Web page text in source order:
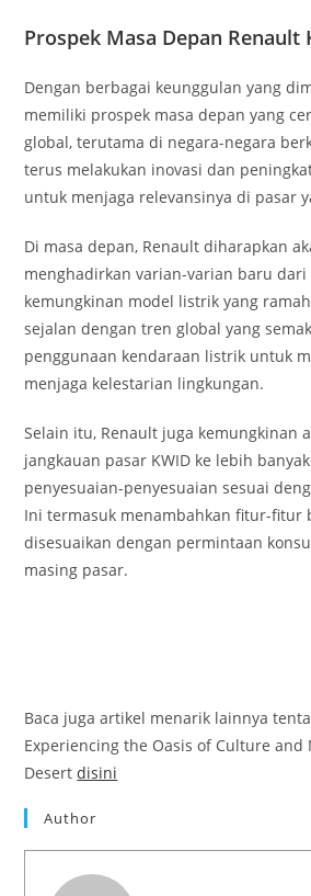
Prospek Masa Depan Renault
Dengan berbagai keunggulan yang
memiliki prospek masa depan yang
global, terutama di negara-negara
terus melakukan inovasi dan
untuk menjaga relevansinya di pasar
Di masa depan, Renault diharapkan
menghadirkan varian-varian baru dari
kemungkinan model listrik yang
sejalan dengan tren global yang
penggunaan kendaraan listrik untuk
menjaga kelestarian lingkungan.
Selain itu, Renault juga kemungkinan
jangkauan pasar KWID ke lebih
penyesuaian-penyesuaian sesuai
Ini termasuk menambahkan fitur-fitur
disesuaikan dengan permintaan
masing pasar.
Baca juga artikel menarik lainnya
Experiencing the Oasis of Culture and
Desertdisini
Author